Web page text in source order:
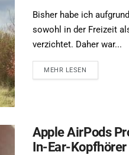
Bisher habe ich
sowohl in der Freizeit
verzichtet. Daher war...
MEHR LESEN
Apple AirPods
In-Ear-